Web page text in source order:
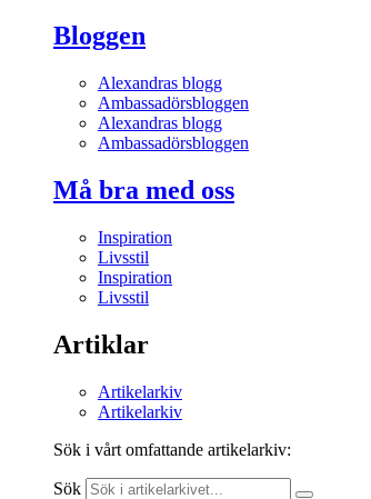
Bloggen
Alexandras blogg
Ambassadörsbloggen
Alexandras blogg
Ambassadörsbloggen
Må bra med oss
Inspiration
Livsstil
Inspiration
Livsstil
Artiklar
Artikelarkiv
Artikelarkiv
Sök i vårt omfattande artikelarkiv:
Sök